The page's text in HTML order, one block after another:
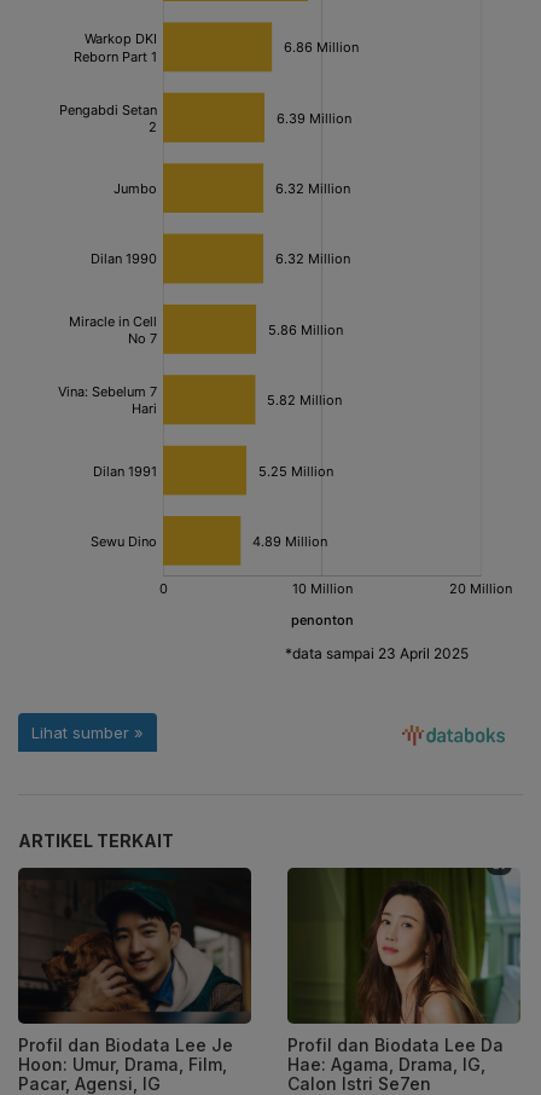
ARTIKEL TERKAIT
Profil dan Biodata Lee Je
Hoon: Umur, Drama, Film,
Pacar, Agensi, IG
Profil dan Biodata Lee Da
Hae: Agama, Drama, IG,
Calon Istri Se7en